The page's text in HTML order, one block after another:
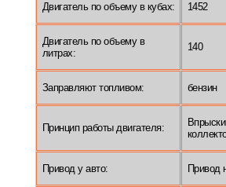
Двигатель по объему в кубах: 1452
Двигатель по объему в
литрах:
140
Заправляют топливом: бензин
Принцип работы двигателя:
Привод у авто: Привод